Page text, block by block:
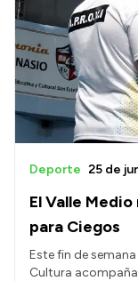
El Valle
para Ciegos
Deporte 25 de
Este fin de
Cultura